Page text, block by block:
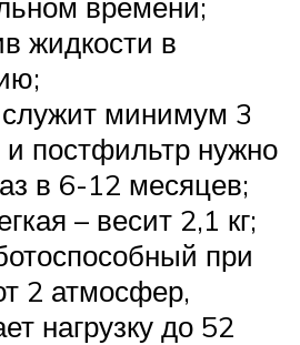
жидкости в
минимум 3
и постфильтр нужно
в 6-12 месяцев;
– весит 2,1 кг;
при
2 атмосфер,
нагрузку до 52